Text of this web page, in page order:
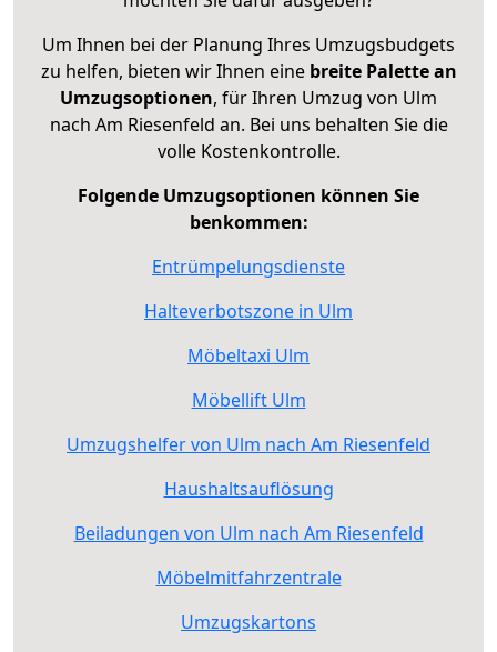
Um Ihnen bei der Planung Ihres Umzugsbudgets
zu helfen, bieten wir Ihnen eine breite Palette an
Umzugsoptionen, für Ihren Umzug von Ulm
nach Am Riesenfeld an. Bei uns behalten Sie die
volle Kostenkontrolle.
Folgende Umzugsoptionen können Sie
benkommen:
Entrümpelungsdienste
Halteverbotszone in Ulm
Möbeltaxi Ulm
Möbellift Ulm
Umzugshelfer von Ulm nach Am Riesenfeld
Haushaltsauflösung
Beiladungen von Ulm nach Am Riesenfeld
Möbelmitfahrzentrale
Umzugskartons